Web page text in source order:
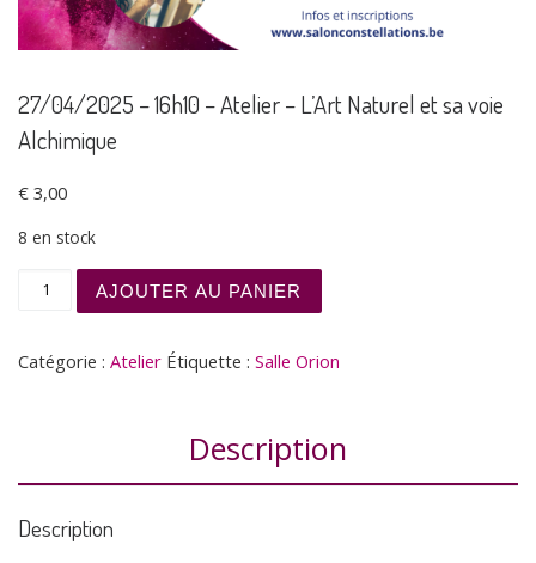
27/04/2025 – 16h10 – Atelier – L’Art Naturel et sa voie
Alchimique
€ 3,00
8 en stock
AJOUTER AU PANIER
Catégorie : Atelier Étiquette : Salle Orion
Description
Description